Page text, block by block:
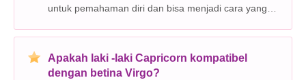
untuk pemahaman diri dan bisa menjadi cara yang
kepribadian, tetapi tidak menentukan bagaimana dua
Apakah laki -laki Capricorn kompatibel
dengan betina Virgo?